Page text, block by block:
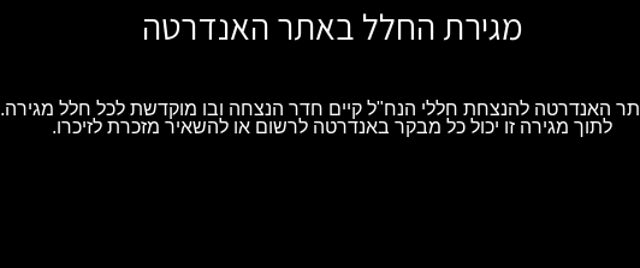
מגירת החלל באתר האנדרטה
האנדרטה להנצחת חללי הנח"ל קיים חדר הנצחה ובו מוקדשת לכל חלל מגירה.
לתוך מגירה זו יכול כל מבקר באנדרטה לרשום או להשאיר מזכרת לזיכרו.